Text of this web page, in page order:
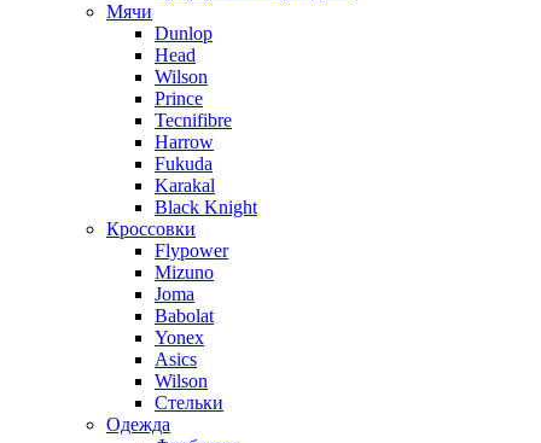
Мячи
Dunlop
Head
Wilson
Prince
Tecnifibre
Harrow
Fukuda
Karakal
Black Knight
Кроссовки
Flypower
Mizuno
Joma
Babolat
Yonex
Asics
Wilson
Стельки
Одежда